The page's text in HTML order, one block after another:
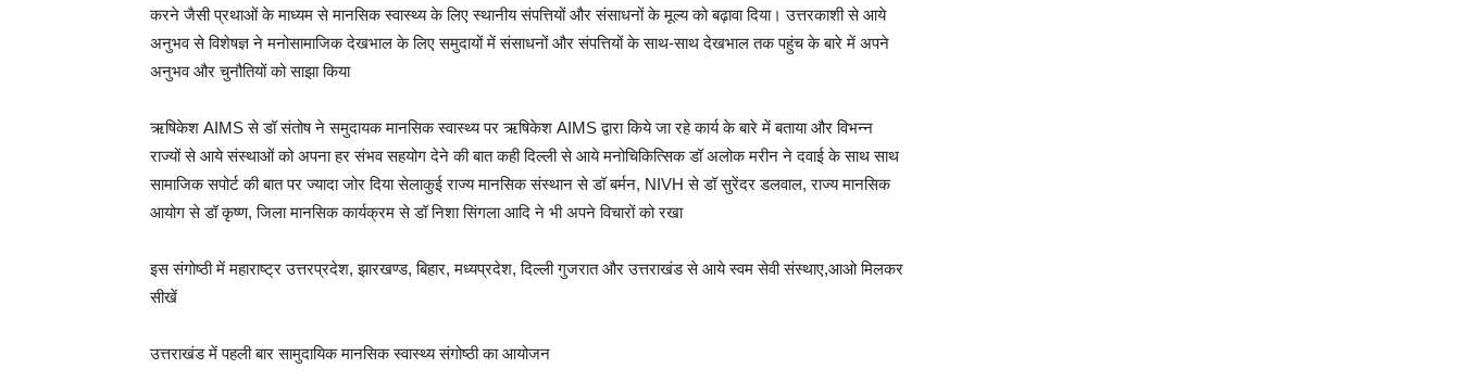
करने जैसी प्रथाओं के माध्यम से मानसिक स्वास्थ्य के लिए स्थानीय संपत्तियों और संसाधनों के मूल्य को बढ़ावा दिया। उत्तरकाशी से आये
अनुभव से विशेषज्ञ ने मनोसामाजिक देखभाल के लिए समुदायों में संसाधनों और संपत्तियों के साथ-साथ देखभाल तक पहुंच के बारे में अपने
अनुभव और चुनौतियों को साझा किया
ऋषिकेश AIMS से डॉ संतोष ने समुदायक मानसिक स्वास्थ्य पर ऋषिकेश AIMS द्वारा किये जा रहे कार्य के बारे में बताया और विभन्न
राज्यों से आये संस्थाओं को अपना हर संभव सहयोग देने की बात कही दिल्ली से आये मनोचिकित्सिक डॉ अलोक मरीन ने दवाई के साथ साथ
सामाजिक सपोर्ट की बात पर ज्यादा जोर दिया सेलाकुई राज्य मानसिक संस्थान से डॉ बर्मन, NIVH से डॉ सुरेंदर डलवाल, राज्य मानसिक
आयोग से डॉ कृष्ण, जिला मानसिक कार्यक्रम से डॉ निशा सिंगला आदि ने भी अपने विचारों को रखा
इस संगोष्ठी में महाराष्ट्र उत्तरप्रदेश, झारखण्ड, बिहार, मध्यप्रदेश, दिल्ली गुजरात और उत्तराखंड से आये स्वम सेवी संस्थाए,आओ मिलकर
सीखें
उत्तराखंड में पहली बार सामुदायिक मानसिक स्वास्थ्य संगोष्ठी का आयोजन